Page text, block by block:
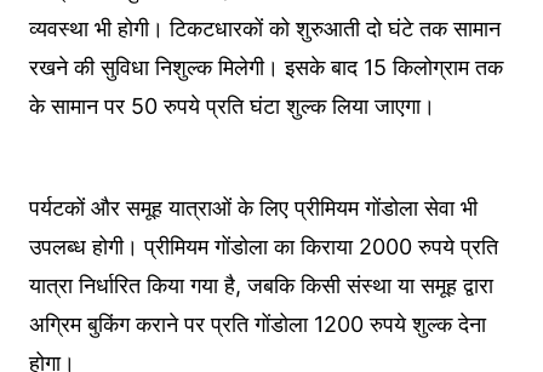
व्यवस्था भी होगी। टिकटधारकों को शुरुआती दो घंटे तक सामान
रखने की सुविधा निशुल्क मिलेगी। इसके बाद 15 किलोग्राम तक
के सामान पर 50 रुपये प्रति घंटा शुल्क लिया जाएगा।
पर्यटकों और समूह यात्राओं के लिए प्रीमियम गोंडोला सेवा भी
उपलब्ध होगी। प्रीमियम गोंडोला का किराया 2000 रुपये प्रति
यात्रा निर्धारित किया गया है, जबकि किसी संस्था या समूह द्वारा
अग्रिम बुकिंग कराने पर प्रति गोंडोला 1200 रुपये शुल्क देना
होगा।